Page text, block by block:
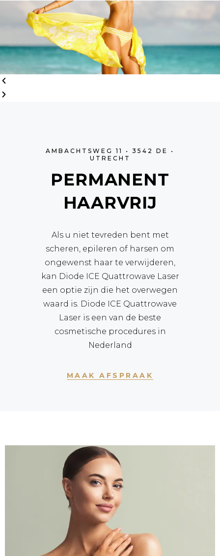
AMBACHTSWEG 11 • 3542 DE •
UTRECHT
PERMANENT
HAARVRIJ
Als u niet tevreden bent met
scheren, epileren of harsen om
ongewenst haar te verwijderen,
kan Diode ICE Quattrowave Laser
een optie zijn die het overwegen
waard is. Diode ICE Quattrowave
Laser is een van de beste
cosmetische procedures in
Nederland
MAAK AFSPRAAK